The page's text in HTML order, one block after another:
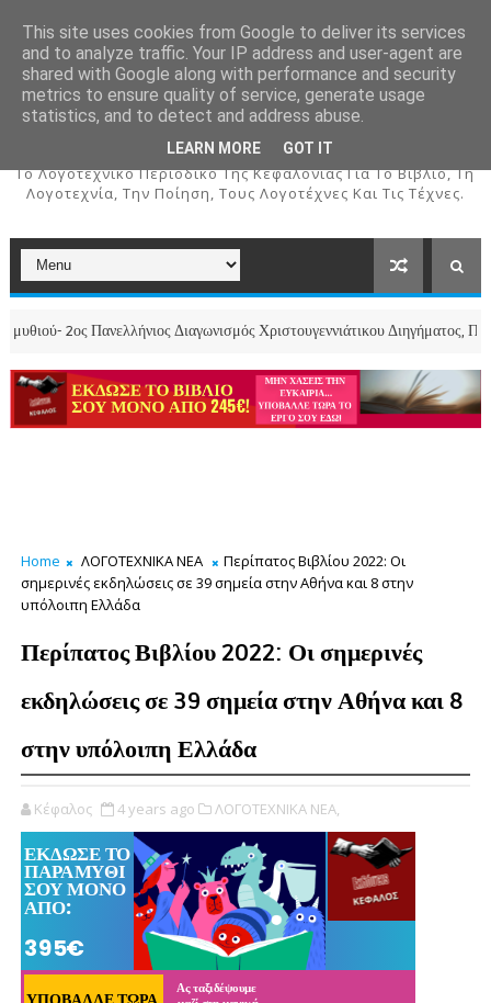
ΚΕΦΑΛΟΣ
To Λογοτεχνικό Περιοδικό Της Κεφαλονιάς Για Το Βιβλίο, Τη
Λογοτεχνία, Την Ποίηση, Τους Λογοτέχνες Και Τις Τέχνες.
Διαγωνισμός Χριστουγεννιάτικου Διηγήματος, Παραμυθιού και
Home ΛΟΓΟΤΕΧΝΙΚΑ ΝΕΑ
Περίπατος Βιβλίου 2022: Οι
σημερινές εκδηλώσεις σε 39 σημεία στην Αθήνα και 8 στην
υπόλοιπη Ελλάδα
Περίπατος Βιβλίου 2022: Οι σημερινές
εκδηλώσεις σε 39 σημεία στην Αθήνα και 8
στην υπόλοιπη Ελλάδα
Κέφαλος 4 years ago ΛΟΓΟΤΕΧΝΙΚΑ ΝΕΑ,
This site uses cookies from Google to deliver its services
and to analyze traffic. Your IP address and user-agent are
shared with Google along with performance and security
metrics to ensure quality of service, generate usage
statistics, and to detect and address abuse.
LEARN MORE GOT IT